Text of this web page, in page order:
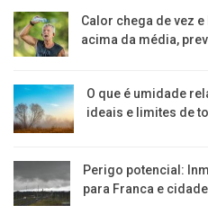
Calor chega de vez
acima da média,
O que é umidade
ideais e limites de
Perigo potencial:
para Franca e